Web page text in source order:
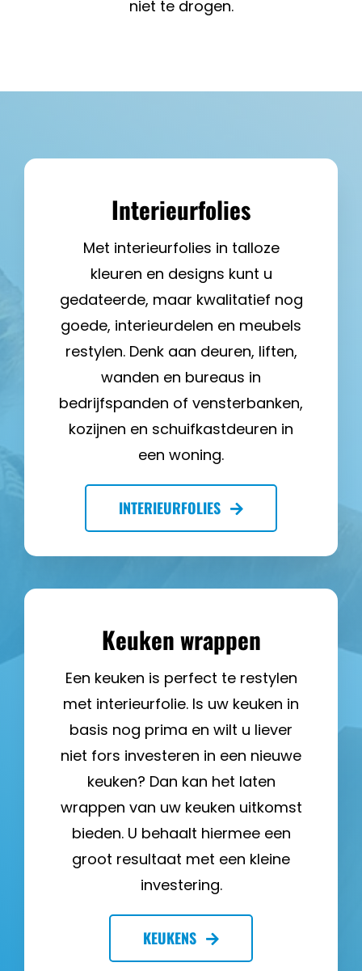
niet te drogen.
Interieurfolies
Met interieurfolies in talloze
kleuren en designs kunt u
gedateerde, maar kwalitatief nog
goede, interieurdelen en meubels
restylen. Denk aan deuren, liften,
wanden en bureaus in
bedrijfspanden of vensterbanken,
kozijnen en schuifkastdeuren in
een woning.
INTERIEURFOLIES
Keuken wrappen
Een keuken is perfect te restylen
met interieurfolie. Is uw keuken in
basis nog prima en wilt u liever
niet fors investeren in een nieuwe
keuken? Dan kan het laten
wrappen van uw keuken uitkomst
bieden. U behaalt hiermee een
groot resultaat met een kleine
investering.
KEUKENS